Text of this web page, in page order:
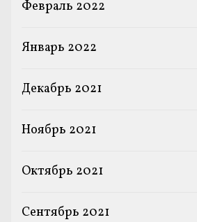
Февраль 2022
Январь 2022
Декабрь 2021
Ноябрь 2021
Октябрь 2021
Сентябрь 2021